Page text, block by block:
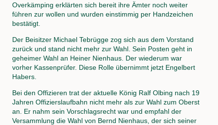
Overkämping erklärten sich bereit ihre Ämter noch weiter
führen zur wollen und wurden einstimmig per Handzeichen
bestätigt.
Der Beisitzer Michael Tebrügge zog sich aus dem Vorstand
zurück und stand nicht mehr zur Wahl. Sein Posten geht in
geheimer Wahl an Heiner Nienhaus. Der wiederum war
vorher Kassenprüfer. Diese Rolle übernimmt jetzt Engelbert
Habers.
Bei den Offizieren trat der aktuelle König Ralf Olbing nach 19
Jahren Offizierslaufbahn nicht mehr als zur Wahl zum Oberst
an. Er nahm sein Vorschlagsrecht war und empfahl der
Versammlung die Wahl von Bernd Nienhaus, der sich seiner